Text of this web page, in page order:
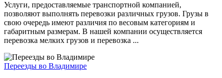
Услуги, предоставляемые транспортной компанией,
позволяют выполнять перевозки различных грузов. Грузы в
свою очередь имеют различия по весовым категориям и
габаритным размерам. В нашей компании осуществляется
перевозка мелких грузов и перевозка ...
Переезды во Владимире